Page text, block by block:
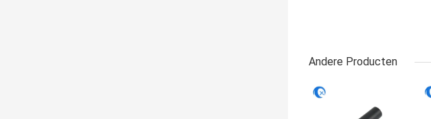
Andere Producten